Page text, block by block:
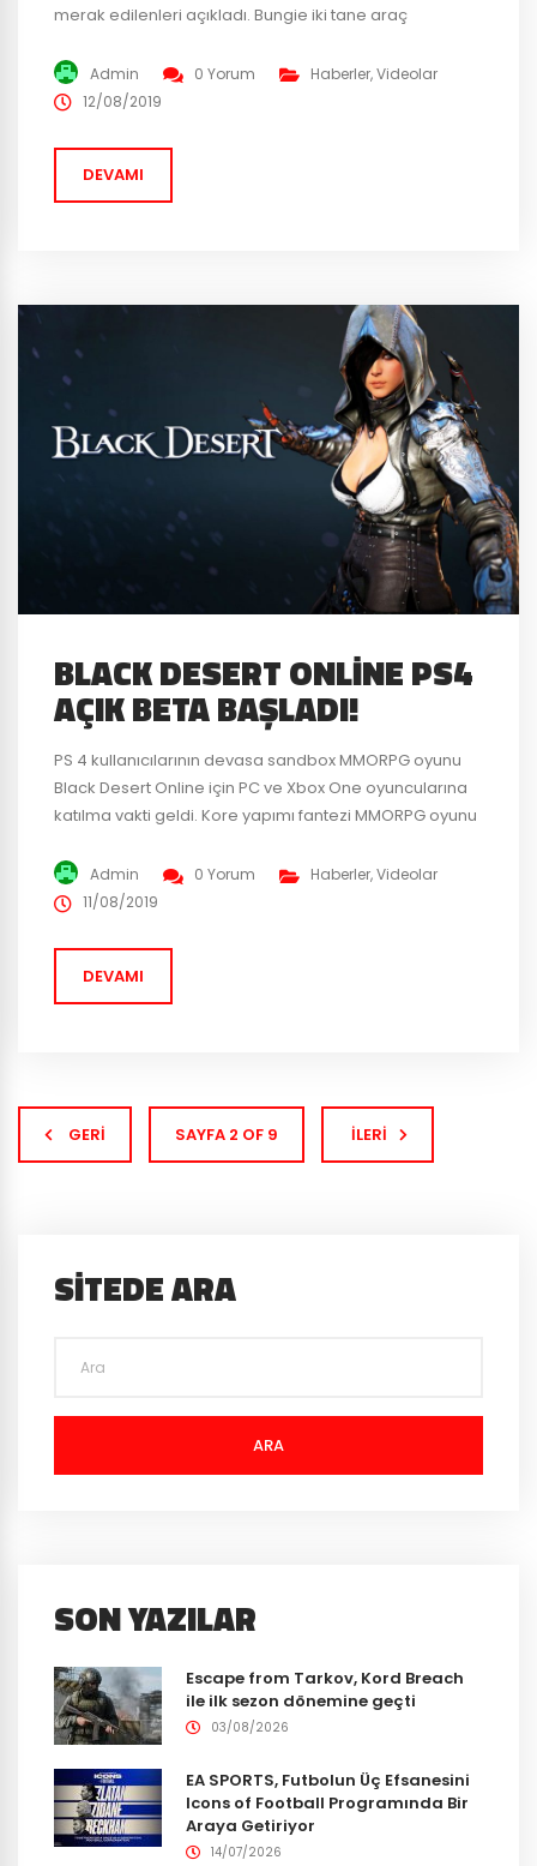
merak edilenleri açıkladı. Bungie iki tane araç
oyuncuları için, ikincisi ise platformlar arasında gelecek
olan “Cross-Save” özelliği. www.bungie.net/pcmove
launcher) üzerinden oynayanların Steam...
Admin 0 Yorum Haberler,Videolar
12/08/2019
DEVAMI
BLACK DESERT ONLINE PS4
AÇIK BETA BAŞLADI!
PS 4 kullanıcılarının devasa sandbox MMORPG oyunu
Black Desert Online için PC ve Xbox One oyuncularına
katılma vakti geldi. Kore yapımı fantezi MMORPG oyunu
güzel bir zaman çünkü açık beta 13 Ağustos’a kadar
sürecek. BDO PS4 açık beta için yayınlanan fragmanı
Admin 0 Yorum Haberler,Videolar
11/08/2019
DEVAMI
GERI SAYFA 2 OF 9 İLERI
SITEDE ARA
ARA
SON YAZILAR
Escape from Tarkov, Kord Breach
ile ilk sezon dönemine geçti
03/08/2026
EA SPORTS, Futbolun Üç Efsanesini
Icons of Football Programında Bir
Araya Getiriyor
14/07/2026